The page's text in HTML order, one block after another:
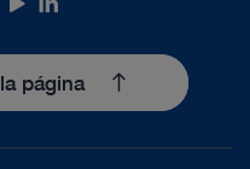
YoutubeLinkedIn
página